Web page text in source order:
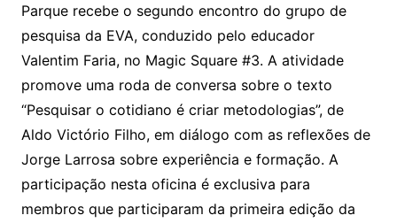
Parque recebe o segundo encontro do grupo de
pesquisa da EVA, conduzido pelo educador
Valentim Faria, no Magic Square #3. A atividade
promove uma roda de conversa sobre o texto
“Pesquisar o cotidiano é criar metodologias”, de
Aldo Victório Filho, em diálogo com as reflexões de
Jorge Larrosa sobre experiência e formação. A
participação nesta oficina é exclusiva para
membros que participaram da primeira edição da